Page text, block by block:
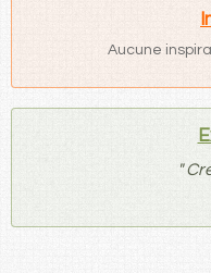
Aucune
"